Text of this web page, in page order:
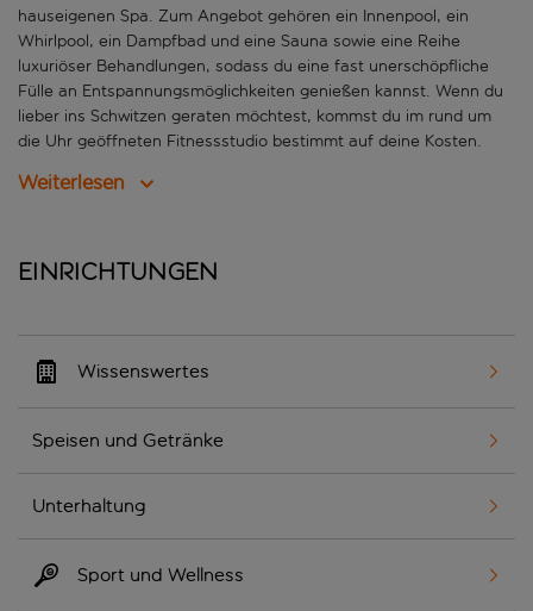
hauseigenen Spa. Zum Angebot gehören ein Innenpool, ein
Whirlpool, ein Dampfbad und eine Sauna sowie eine Reihe
luxuriöser Behandlungen, sodass du eine fast unerschöpfliche
Fülle an Entspannungsmöglichkeiten genießen kannst. Wenn du
lieber ins Schwitzen geraten möchtest, kommst du im rund um
die Uhr geöffneten Fitnessstudio bestimmt auf deine Kosten.
Weiterlesen
Einrichtungen
Wissenswertes
Speisen und Getränke
Unterhaltung
Sport und Wellness